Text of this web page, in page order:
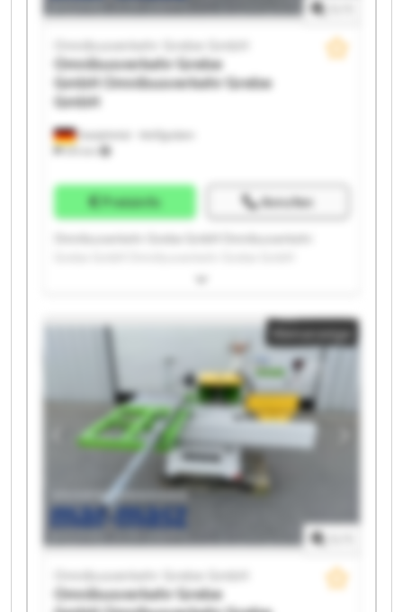
Dautphetal - Wolfgruben
574 km
Omnibusverkehr Grebe
GmbH Omnibusverkehr Grebe
GmbH
Preisinfo Anrufen
Omnibusverkehr Grebe GmbH Omnibusverkehr
Omnibusverkehr Grebe GmbH Omnibusverkehr
Grebe GmbH Omnibusverkehr Grebe GmbH
Omnibusverkehr Grebe GmbH Omnibusverkehr
Grebe GmbH Omnibusverkehr Grebe GmbH
Omnibusverkehr Grebe GmbH Omnibusverkehr
Grebe GmbH Omnibusverkehr Grebe GmbH
Omnibusverkehr Grebe GmbH Omnibusverkehr
Grebe GmbH Omnibusverkehr Grebe GmbH
Omnibusverkehr Grebe GmbH Omnibusverkehr
Grebe GmbH
Kleinanzeige
Omnibusverkehr Grebe